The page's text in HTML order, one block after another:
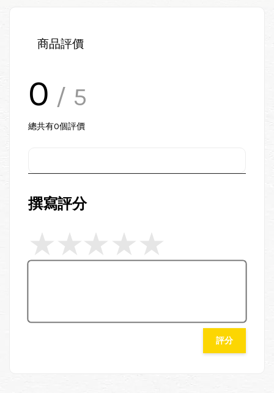
商品評價
0 / 5
總共有0個評價
撰寫評分
評分